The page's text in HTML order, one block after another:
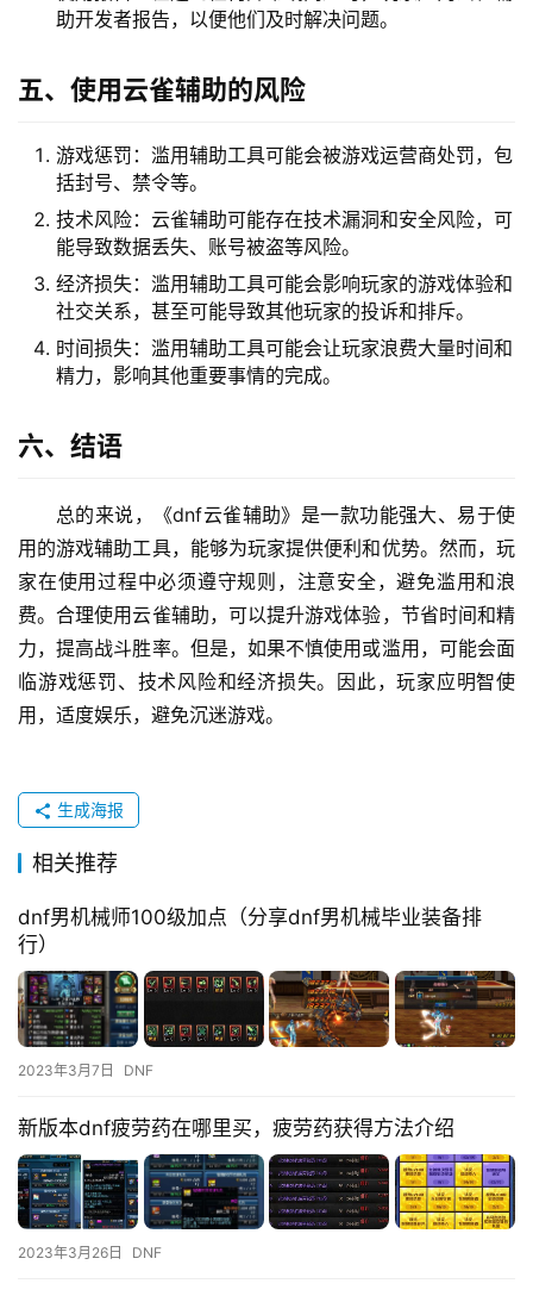
助开发者报告，以便他们及时解决问题。
五、使用云雀辅助的风险
游戏惩罚：滥用辅助工具可能会被游戏运营商处罚，包
括封号、禁令等。
技术风险：云雀辅助可能存在技术漏洞和安全风险，可
能导致数据丢失、账号被盗等风险。
经济损失：滥用辅助工具可能会影响玩家的游戏体验和
社交关系，甚至可能导致其他玩家的投诉和排斥。
时间损失：滥用辅助工具可能会让玩家浪费大量时间和
精力，影响其他重要事情的完成。
六、结语
总的来说，《dnf云雀辅助》是一款功能强大、易于使
用的游戏辅助工具，能够为玩家提供便利和优势。然而，玩
家在使用过程中必须遵守规则，注意安全，避免滥用和浪
费。合理使用云雀辅助，可以提升游戏体验，节省时间和精
力，提高战斗胜率。但是，如果不慎使用或滥用，可能会面
临游戏惩罚、技术风险和经济损失。因此，玩家应明智使
用，适度娱乐，避免沉迷游戏。
生成海报
相关推荐
dnf男机械师100级加点（分享dnf男机械毕业装备排
行）
2023年3月7日 DNF
新版本dnf疲劳药在哪里买，疲劳药获得方法介绍
2023年3月26日 DNF